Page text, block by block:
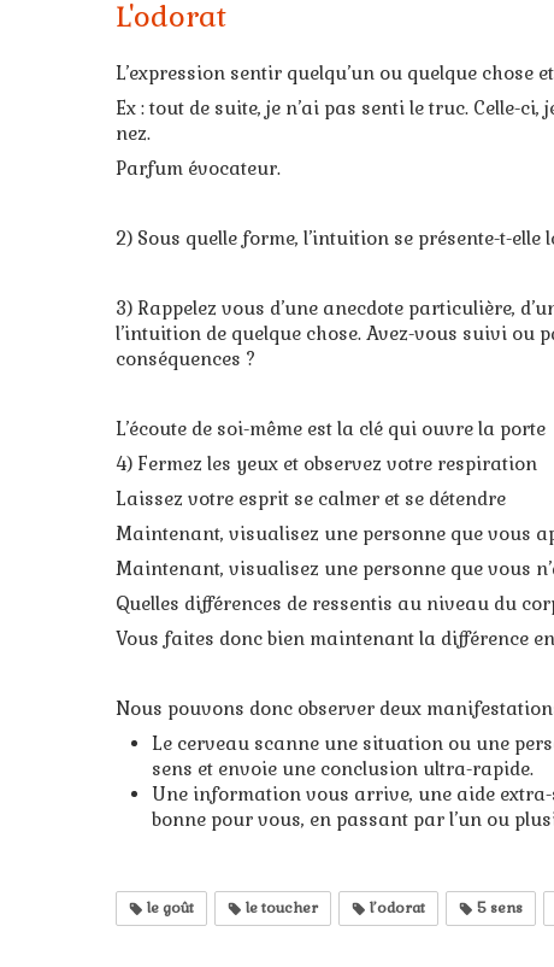
L'odorat
L’expression sentir quelqu’un ou quelque chose
Ex : tout de suite, je n’ai pas senti le truc. Celle-
nez.
Parfum évocateur.
2) Sous quelle forme, l’intuition se présente-t-elle
3) Rappelez vous d’une anecdote particulière,
l’intuition de quelque chose. Avez-vous suivi ou
conséquences ?
L’écoute de soi-même est la clé qui ouvre la porte
4) Fermez les yeux et observez votre respiration
Laissez votre esprit se calmer et se détendre
Maintenant, visualisez une personne que vous
Maintenant, visualisez une personne que vous
Quelles différences de ressentis au niveau du
Vous faites donc bien maintenant la différence
Nous pouvons donc observer deux
Le cerveau scanne une situation ou une
sens et envoie une conclusion ultra-rapide.
Une information vous arrive, une aide
bonne pour vous, en passant par l’un ou
le goût le toucher l’odorat 5 sens